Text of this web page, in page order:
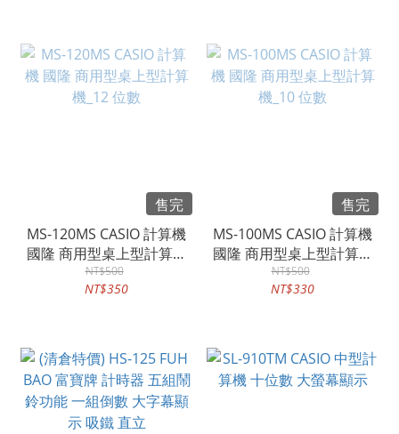
售完
MS-120MS CASIO 計算機
國隆 商用型桌上型計算機
_12 位數
NT$500
NT$350
售完
MS-100MS CASIO 計算機
國隆 商用型桌上型計算機
_10 位數
NT$500
NT$330